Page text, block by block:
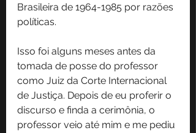
Brasileira de 1964-1985 por razões
políticas.
Isso foi alguns meses antes da
tomada de posse do professor
como Juiz da Corte Internacional
de Justiça. Depois de eu proferir o
discurso e finda a cerimônia, o
professor veio até mim e me pediu